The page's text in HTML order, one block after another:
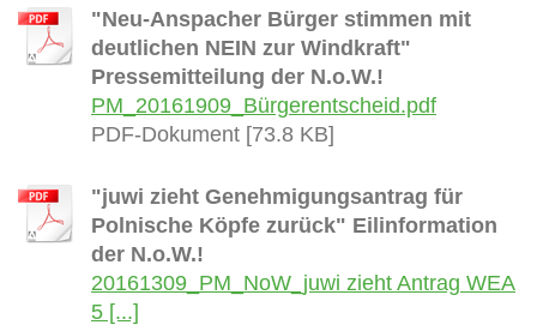
"Neu-Anspacher Bürger stimmen mit
deutlichen NEIN zur Windkraft"
Pressemitteilung der N.o.W.!
PM_20161909_Bürgerentscheid.pdf
PDF-Dokument [73.8 KB]
"juwi zieht Genehmigungsantrag für
Polnische Köpfe zurück" Eilinformation
der N.o.W.!
20161309_PM_NoW_juwi zieht Antrag WEA
5 [...]